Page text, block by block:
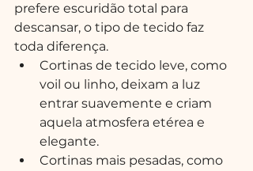
prefere escuridão total para
descansar, o tipo de tecido faz
toda diferença.
Cortinas de tecido leve, como
voil ou linho, deixam a luz
entrar suavemente e criam
aquela atmosfera etérea e
elegante.
Cortinas mais pesadas, como